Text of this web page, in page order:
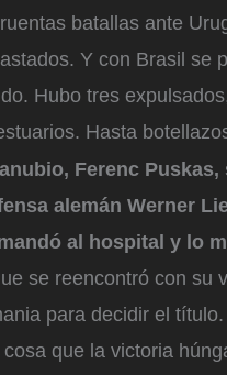
batallas ante
Y con Brasil se
Hubo tres
Hasta
Ferenc
alemán Werner
al hospital y lo
se reencontró con su
para decidir el
que la victoria